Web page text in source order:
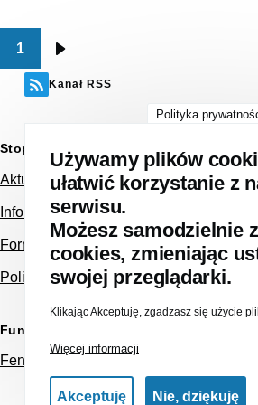
Stronicowanie
1
strona
Kanał RSS
Stopka strony
Aktualności
Informacja dla Pacjenta NFZ
Formularz kontaktowy
Polityka prywatności
Fundusze Europejskie
Feniks
Polityka
Używamy plików
ułatwić korzystanie z
serwisu.
Możesz samodzielnie
cookies, zmieniając
swojej przeglądarki.
Klikając Akceptuję, zgadzasz się użycie
Więcej informacji
Akceptuję Nie, dziękuję